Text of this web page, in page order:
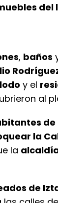
del
, baños
y el
al
de
la
la
de